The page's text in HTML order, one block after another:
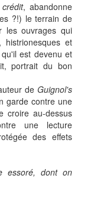
, abandonne
?!) le terrain de
les ouvrages qui
histrionesques et
est devenu et
portrait du bon
de Guignol's
garde contre une
croire au-dessus
une lecture
des effets
essoré, dont on